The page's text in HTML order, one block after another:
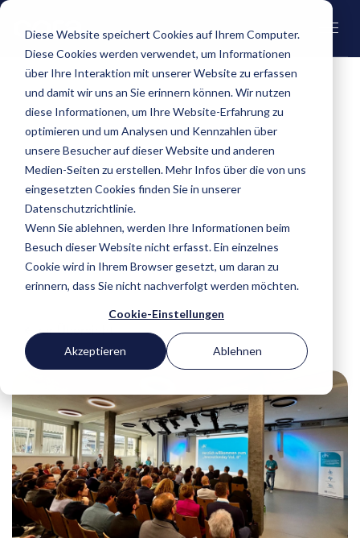
Diese Website speichert Cookies auf Ihrem Computer.
Diese Cookies werden verwendet, um Informationen
über Ihre Interaktion mit unserer Website zu erfassen
und damit wir uns an Sie erinnern können. Wir nutzen
diese Informationen, um Ihre Website-Erfahrung zu
optimieren und um Analysen und Kennzahlen über
unsere Besucher auf dieser Website und anderen
Medien-Seiten zu erstellen. Mehr Infos über die von uns
eingesetzten Cookies finden Sie in unserer
Datenschutzrichtlinie.
Wenn Sie ablehnen, werden Ihre Informationen beim
Besuch dieser Website nicht erfasst. Ein einzelnes
Cookie wird in Ihrem Browser gesetzt, um daran zu
erinnern, dass Sie nicht nachverfolgt werden möchten.
Cookie-Einstellungen
Akzeptieren Ablehnen
cora am Innovation Day 2025: Digitalisierung
im Gesundheitswesen greifbar gemacht
DerInnovation Day Vol. II
(dhc) – einem Treffpunkt für digitale Pioniere im
Gesundheitswesen.
zur Übersicht